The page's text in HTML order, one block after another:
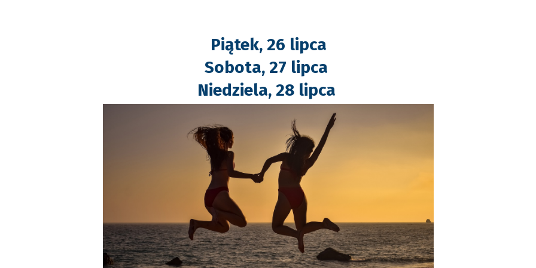
Piątek, 26 lipca
Sobota, 27 lipca
Niedziela, 28 lipca